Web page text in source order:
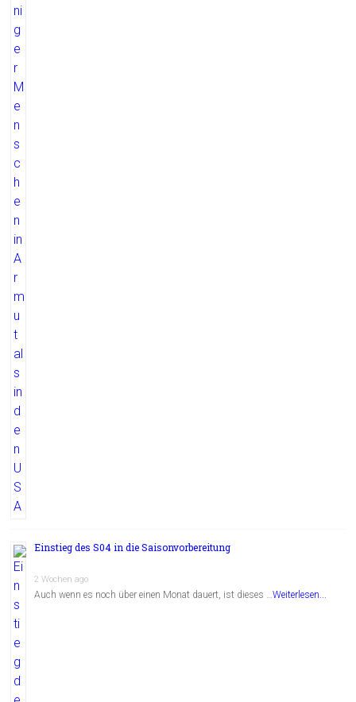
Einstieg des S04 in die Saisonvorbereitung
2 Wochen ago
Auch wenn es noch über einen Monat dauert, ist dieses …Weiterlesen...